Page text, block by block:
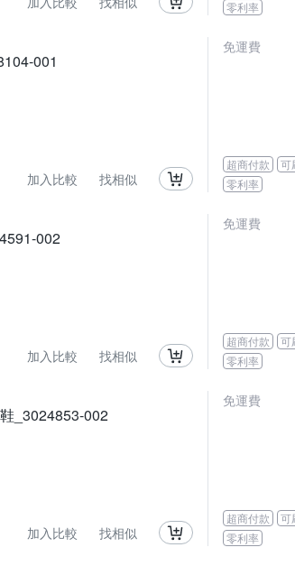
零利率
001
加入比較 找相似
免運費
超商付款 可
零利率
002
加入比較 找相似
免運費
超商付款 可
零利率
_3024853-002
加入比較 找相似
免運費
超商付款 可
零利率